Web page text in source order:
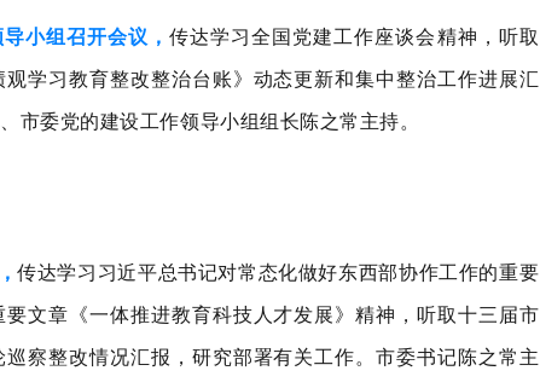
小组召开会议， 传达学习全国党建工作座谈会精神，听取
观学习教育整改整治台账》动态更新和集中整治工作进展汇
市委党的建设工作领导小组组长陈之常主持。
传达学习习近平总书记对常态化做好东西部协作工作的重要
文章《一体推进教育科技人才发展》精神，听取十三届市
察整改情况汇报，研究部署有关工作。市委书记陈之常主